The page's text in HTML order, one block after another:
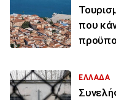
που
ΕΛΛΑΔΑ